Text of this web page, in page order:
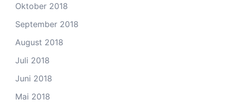
Oktober 2018
September 2018
August 2018
Juli 2018
Juni 2018
Mai 2018